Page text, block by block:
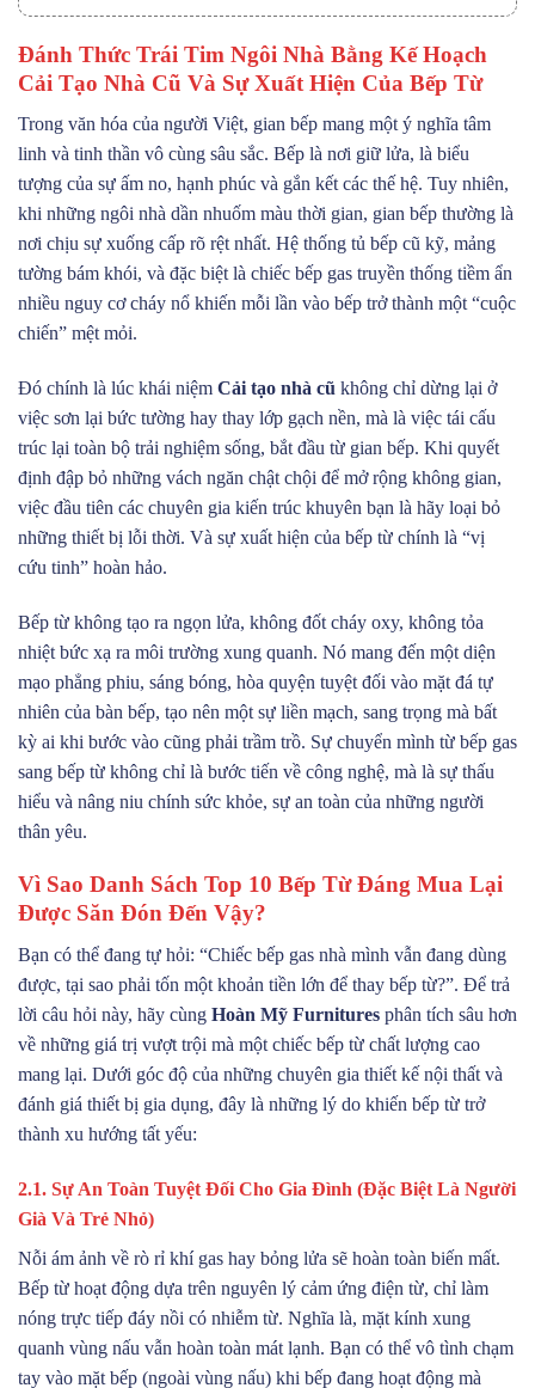
3.3. Mẫu Số 3: Bếp Từ Đôi Tầm Trung Tích Hợp
Inverter (Ngôi sao của tính thực dụng)
3.4. Mẫu Số 4: Bếp Từ Kết Hợp Hồng Ngoại (Bếp Điện
Từ – Sự linh hoạt tối đa)
3.5. Mẫu Số 5: Bếp Từ Thiết Kế Domino Gọn Gàng
(Tuyệt tác cho không gian nhỏ)
3.6. Mẫu Số 6: Bếp Từ Đơn Đa Năng (Người bạn đồng
hành cơ động)
3.7. Mẫu Số 7: Bếp Từ Toàn Vùng Nấu (Free Zone –
Đỉnh cao của công nghệ)
Bàn (Sự đột phá không gian)
3.9. Mẫu Số 9: Bếp Từ Mặt Kính K EuroKera (Nét lãng
mạn từ nước Pháp)
3.10. Mẫu Số 10: Bếp Từ Thông Minh Kết Nối Wifi/IoT
(Công nghệ trong tầm tay)
Bếp Từ Đáng Mua Nhất Chuẩn Chuyên Gia
4. Gửi Gắm Niềm Tin Tại Hoàn Mỹ Furnitures – Biến
Ước Mơ Thành Hiện Thực Ngay Hôm Nay
Đánh Thức Trái Tim Ngôi Nhà Bằng Kế Hoạch
Cải Tạo Nhà Cũ Và Sự Xuất Hiện Của Bếp Từ
Trong văn hóa của người Việt, gian bếp mang một ý nghĩa tâm
linh và tinh thần vô cùng sâu sắc. Bếp là nơi giữ lửa, là biểu
tượng của sự ấm no, hạnh phúc và gắn kết các thế hệ. Tuy nhiên,
khi những ngôi nhà dần nhuốm màu thời gian, gian bếp thường là
nơi chịu sự xuống cấp rõ rệt nhất. Hệ thống tủ bếp cũ kỹ, mảng
tường bám khói, và đặc biệt là chiếc bếp gas truyền thống tiềm ẩn
nhiều nguy cơ cháy nổ khiến mỗi lần vào bếp trở thành một “cuộc
chiến” mệt mỏi.
Đó chính là lúc khái niệm Cải tạo nhà cũ không chỉ dừng lại ở
việc sơn lại bức tường hay thay lớp gạch nền, mà là việc tái cấu
trúc lại toàn bộ trải nghiệm sống, bắt đầu từ gian bếp. Khi quyết
định đập bỏ những vách ngăn chật chội để mở rộng không gian,
việc đầu tiên các chuyên gia kiến trúc khuyên bạn là hãy loại bỏ
những thiết bị lỗi thời. Và sự xuất hiện của bếp từ chính là “vị
cứu tinh” hoàn hảo.
Bếp từ không tạo ra ngọn lửa, không đốt cháy oxy, không tỏa
nhiệt bức xạ ra môi trường xung quanh. Nó mang đến một diện
mạo phẳng phiu, sáng bóng, hòa quyện tuyệt đối vào mặt đá tự
nhiên của bàn bếp, tạo nên một sự liền mạch, sang trọng mà bất
kỳ ai khi bước vào cũng phải trầm trồ. Sự chuyển mình từ bếp gas
sang bếp từ không chỉ là bước tiến về công nghệ, mà là sự thấu
hiểu và nâng niu chính sức khỏe, sự an toàn của những người
thân yêu.
Vì Sao Danh Sách Top 10 Bếp Từ Đáng Mua Lại
Được Săn Đón Đến Vậy?
Bạn có thể đang tự hỏi: “Chiếc bếp gas nhà mình vẫn đang dùng
được, tại sao phải tốn một khoản tiền lớn để thay bếp từ?”. Để trả
lời câu hỏi này, hãy cùng Hoàn Mỹ Furnitures phân tích sâu hơn
về những giá trị vượt trội mà một chiếc bếp từ chất lượng cao
mang lại. Dưới góc độ của những chuyên gia thiết kế nội thất và
đánh giá thiết bị gia dụng, đây là những lý do khiến bếp từ trở
thành xu hướng tất yếu:
2.1. Sự An Toàn Tuyệt Đối Cho Gia Đình (Đặc Biệt Là Người
Già Và Trẻ Nhỏ)
Nỗi ám ảnh về rò rỉ khí gas hay bỏng lửa sẽ hoàn toàn biến mất.
Bếp từ hoạt động dựa trên nguyên lý cảm ứng điện từ, chỉ làm
nóng trực tiếp đáy nồi có nhiễm từ. Nghĩa là, mặt kính xung
quanh vùng nấu vẫn hoàn toàn mát lạnh. Bạn có thể vô tình chạm
tay vào mặt bếp (ngoài vùng nấu) khi bếp đang hoạt động mà